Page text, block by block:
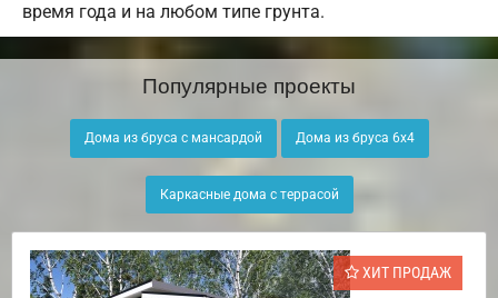
время года и на любом типе грунта.
Популярные проекты
Дома из бруса с мансардой Дома из бруса 6х4
Каркасные дома с террасой
ХИТ ПРОДАЖ